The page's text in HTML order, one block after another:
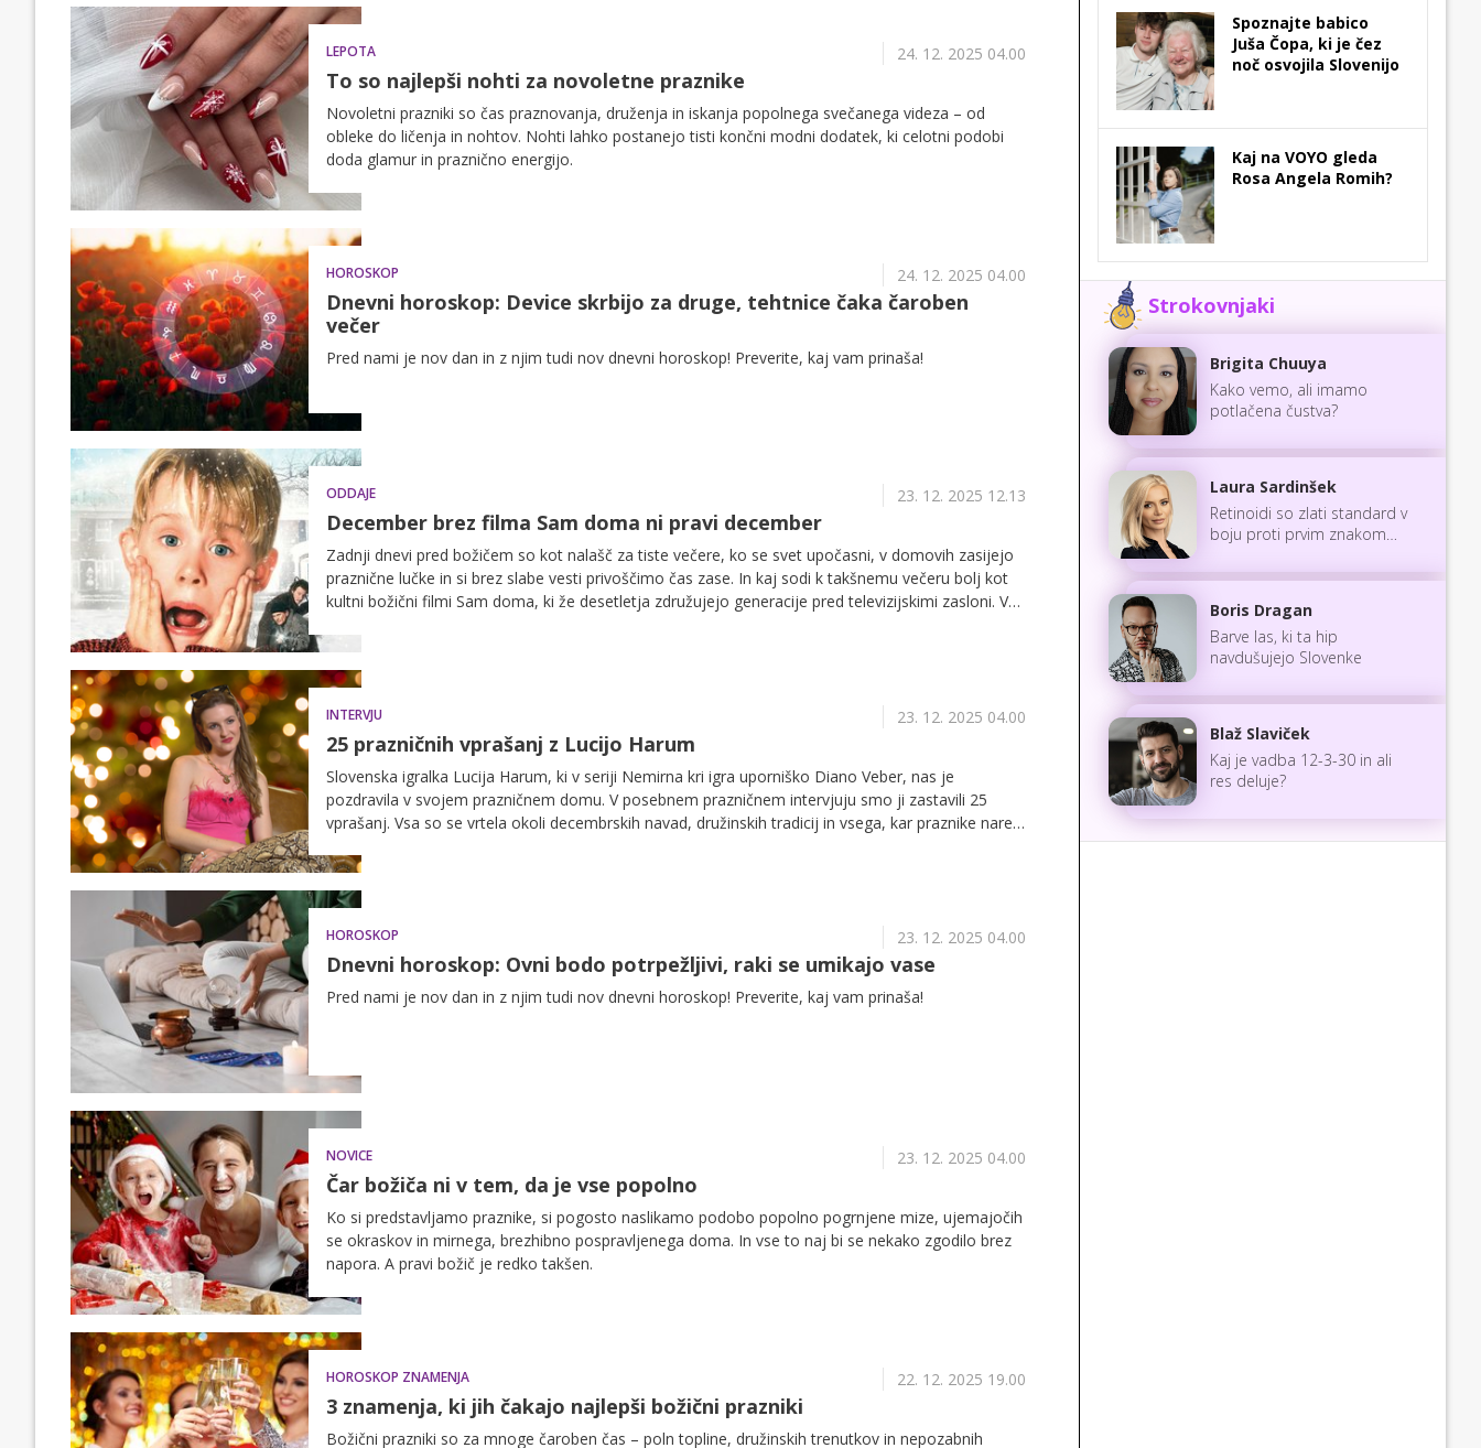
LEPOTA 24. 12. 2025 04.00
To so najlepši nohti za novoletne praznike
Novoletni prazniki so čas praznovanja, druženja in iskanja popolnega svečanega videza – od
obleke do ličenja in nohtov. Nohti lahko postanejo tisti končni modni dodatek, ki celotni podobi
doda glamur in praznično energijo.
HOROSKOP 24. 12. 2025 04.00
Dnevni horoskop: Device skrbijo za druge, tehtnice čaka čaroben
večer
Pred nami je nov dan in z njim tudi nov dnevni horoskop! Preverite, kaj vam prinaša!
ODDAJE 23. 12. 2025 12.13
December brez filma Sam doma ni pravi december
Zadnji dnevi pred božičem so kot nalašč za tiste večere, ko se svet upočasni, v domovih zasijejo
praznične lučke in si brez slabe vesti privoščimo čas zase. In kaj sodi k takšnemu večeru bolj kot
kultni božični filmi Sam doma, ki že desetletja združujejo generacije pred televizijskimi zasloni. V
praznično vzdušje.
INTERVJU 23. 12. 2025 04.00
25 prazničnih vprašanj z Lucijo Harum
Slovenska igralka Lucija Harum, ki v seriji Nemirna kri igra uporniško Diano Veber, nas je
pozdravila v svojem prazničnem domu. V posebnem prazničnem intervjuju smo ji zastavili 25
vprašanj. Vsa so se vrtela okoli decembrskih navad, družinskih tradicij in vsega, kar praznike naredi
HOROSKOP 23. 12. 2025 04.00
Dnevni horoskop: Ovni bodo potrpežljivi, raki se umikajo vase
Pred nami je nov dan in z njim tudi nov dnevni horoskop! Preverite, kaj vam prinaša!
NOVICE 23. 12. 2025 04.00
Čar božiča ni v tem, da je vse popolno
Ko si predstavljamo praznike, si pogosto naslikamo podobo popolno pogrnjene mize, ujemajočih
se okraskov in mirnega, brezhibno pospravljenega doma. In vse to naj bi se nekako zgodilo brez
napora. A pravi božič je redko takšen.
HOROSKOP ZNAMENJA 22. 12. 2025 19.00
3 znamenja, ki jih čakajo najlepši božični prazniki
Božični prazniki so za mnoge čaroben čas – poln topline, družinskih trenutkov in nepozabnih
Spoznajte babico
Juša Čopa, ki je čez
noč osvojila Slovenijo
Kaj na VOYO gleda
Rosa Angela Romih?
Strokovnjaki
Brigita Chuuya
Kako vemo, ali imamo
potlačena čustva?
Laura Sardinšek
Retinoidi so zlati standard v
boju proti prvim znakom
Boris Dragan
Barve las, ki ta hip
navdušujejo Slovenke
Blaž Slaviček
Kaj je vadba 12-3-30 in ali
res deluje?